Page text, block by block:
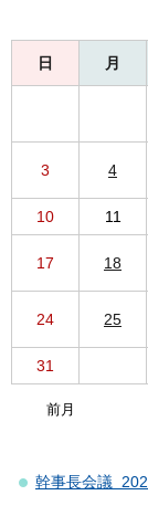
日 月
3 4
10 11
17 18
24 25
31
前月
幹事長会議